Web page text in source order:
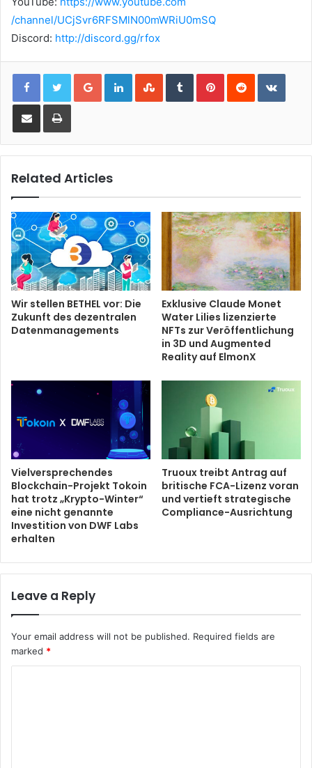
/channel/UCjSvr6RFSMlN00mWRiU0mSQ
Discord: http://discord.gg/rfox
Google+LinkedInStumbleUpon
TumblrPinterestReddit
Share via Email Print
Related Articles
Wir stellen BETHEL vor: Die
Zukunft des dezentralen
Datenmanagements
Exklusive Claude Monet
Water Lilies lizenzierte
NFTs zur Veröffentlichung
in 3D und Augmented
Reality auf ElmonX
Vielversprechendes
Blockchain-Projekt Tokoin
hat trotz „Krypto-Winter“
eine nicht genannte
Investition von DWF Labs
erhalten
Truoux treibt Antrag auf
britische FCA-Lizenz voran
und vertieft strategische
Compliance-Ausrichtung
Leave a Reply
Your email address will not be published. Required fields are
marked *